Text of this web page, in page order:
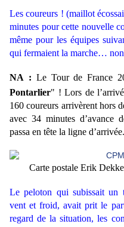
Les coureurs ! (maillot
minutes pour cette nouvelle
même pour les équipes
qui fermaient la marche…
NA : Le Tour de France
Pontarlier" ! Lors de
160 coureurs arrivèrent hors
avec 34 minutes d’avance
passa en tête la ligne d’arrivée.
Carte postale Erik
Le peloton qui subissait un
vent et froid, avait prit le
regard de la situation, les